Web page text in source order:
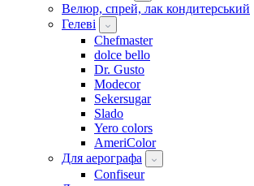
Велюр, спрей, лак кондитерський
Гелеві
Chefmaster
dolce bello
Dr. Gusto
Modecor
Sekersugar
Slado
Yero colors
AmeriColor
Для аерографа
Confiseur